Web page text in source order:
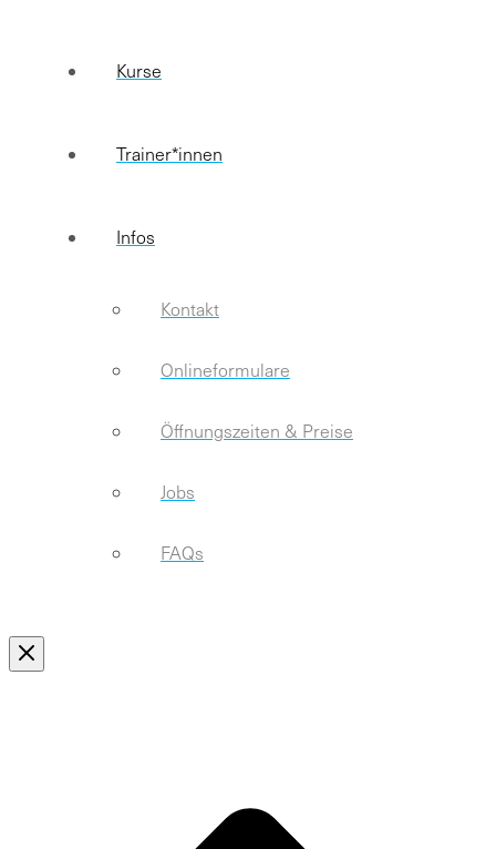
Kurse
Trainer*innen
Infos
Kontakt
Onlineformulare
Öffnungszeiten & Preise
Jobs
FAQs